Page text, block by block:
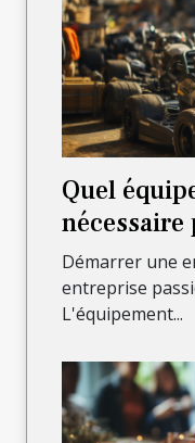
Quel
entreprise
Démarrer une
entreprise
L'équipement...